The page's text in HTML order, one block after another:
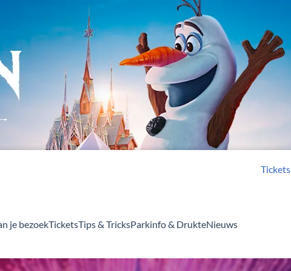
Tickets
je bezoekTicketsTips & TricksParkinfo & DrukteNieuws